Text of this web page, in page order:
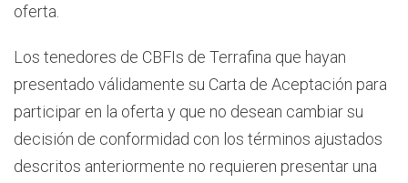
oferta.
Los tenedores de CBFIs de Terrafina que hayan
presentado válidamente su Carta de Aceptación para
participar en la oferta y que no desean cambiar su
decisión de conformidad con los términos ajustados
descritos anteriormente no requieren presentar una